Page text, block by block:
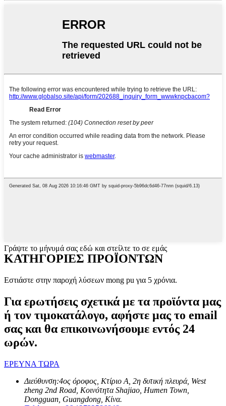
Γράψτε το μήνυμά σας εδώ και στείλτε το σε εμάς
ΚΑΤΗΓΟΡΙΕΣ ΠΡΟΪΟΝΤΩΝ
Εστιάστε στην παροχή λύσεων mong pu για 5 χρόνια.
Για ερωτήσεις σχετικά με τα προϊόντα μας
ή τον τιμοκατάλογο, αφήστε μας το email
σας και θα επικοινωνήσουμε εντός 24
ωρών.
ΕΡΕΥΝΑ ΤΩΡΑ
Διεύθυνση:4ος όροφος, Κτίριο Α, 2η δυτική πλευρά, West
zheng 2nd Road, Κοινότητα Shajiao, Humen Town,
Dongguan, Guangdong, Κίνα.